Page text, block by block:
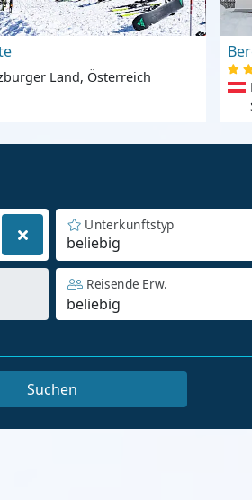
Land, Österreich
beliebig
Unterkunftstyp
Reisende Erw.